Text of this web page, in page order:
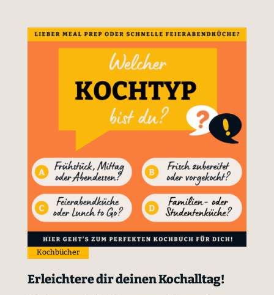
Kochbücher
Erleichtere dir deinen Kochalltag!